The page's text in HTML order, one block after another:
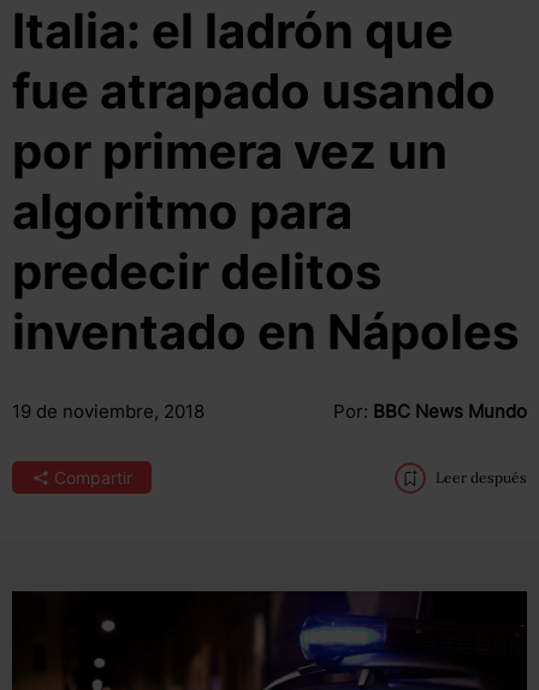
Italia: el ladrón que
fue atrapado usando
por primera vez un
algoritmo para
predecir delitos
inventado en Nápoles
19 de noviembre, 2018 Por: BBC News Mundo
Compartir Leer después